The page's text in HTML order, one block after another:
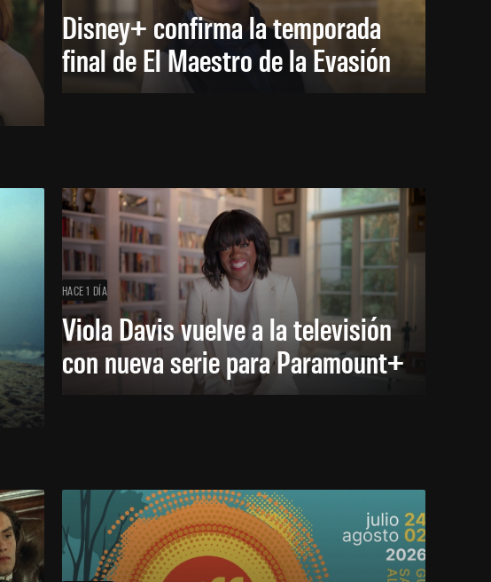
Disney+ confirma la temporada
final de El Maestro de la Evasión
HACE 1 DÍA
Viola Davis vuelve a la televisión
con nueva serie para Paramount+